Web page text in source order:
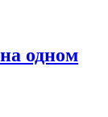
одном